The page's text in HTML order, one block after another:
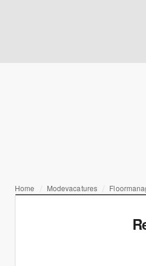
Home Modevacatures